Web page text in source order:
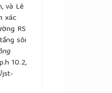
và Lê
xác
RS
sôi
10.2,
jst-